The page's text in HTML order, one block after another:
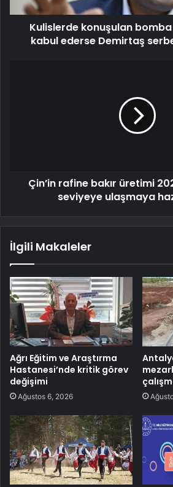
Kulislerde konuşulan
kabul ederse Demirtaş
Çin’in rafine bakır üretimi
seviyeye ulaşmaya
İlgili Makaleler
Ağrı Eğitim ve Araştırma
Hastanesi’nde kritik görev
değişimi
Ağustos 6, 2026